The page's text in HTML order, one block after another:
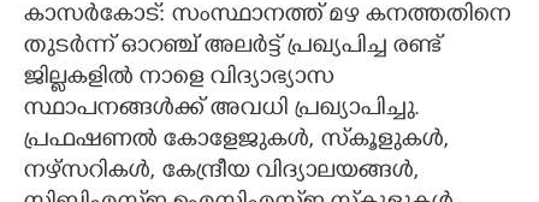
ZOOM
CONTACT US
കാസർകോട്: സംസ്ഥാനത്ത് മഴ കനത്തതിനെ
തുടർന്ന് ഓറ‍‍‍ഞ്ച് അലർട്ട് പ്രഖ്യപിച്ച രണ്ട്
ജില്ലകളിൽ നാളെ വിദ്യാഭ്യാസ
സ്ഥാപനങ്ങൾക്ക് അവധി പ്രഖ്യാപിച്ചു.
പ്രഫഷണൽ കോളേജുകൾ, സ്‌കൂളുകൾ,
നഴ്സറികൾ, കേന്ദ്രീയ വിദ്യാലയങ്ങൾ,